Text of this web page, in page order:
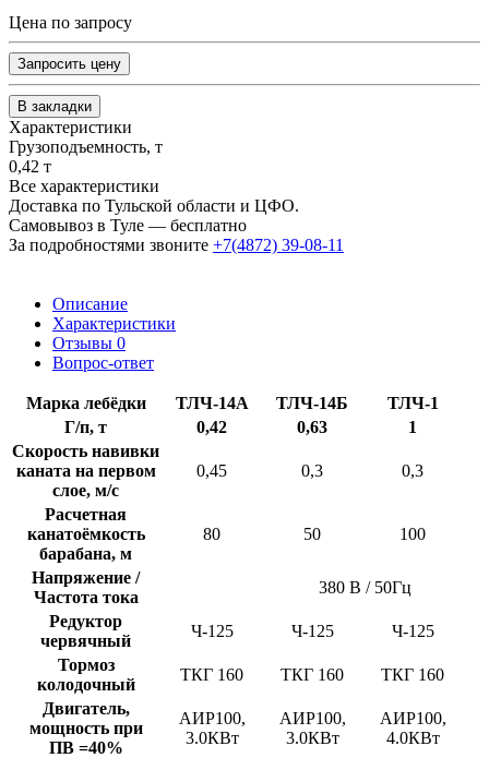
Цена по запросу
Запросить цену
В закладки
Характеристики
Грузоподъемность, т
0,42 т
Все характеристики
Доставка по Тульской области и ЦФО.
Самовывоз в Туле — бесплатно
За подробностями звоните +7(4872) 39-08-11
Описание
Характеристики
Отзывы 0
Вопрос-ответ
Марка лебёдки ТЛЧ-14А ТЛЧ-14Б
ТЛЧ-1
Г/п, т
0,42 0,63
1
Скорость навивки
каната на первом
слое, м/с
0,45 0,3 0,3
Расчетная
канатоёмкость
барабана, м
80 50 100
Напряжение /
Частота тока
380 В / 50Гц
Редуктор
червячный
Ч-125 Ч-125
Ч-125
Тормоз
колодочный
ТКГ 160 ТКГ 160
ТКГ 160
Двигатель,
мощность при
ПВ =40%
АИР100,
3.0КВт
АИР100,
3.0КВт
АИР100,
4.0КВт